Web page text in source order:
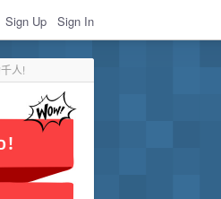
Sign Up Sign In
人!